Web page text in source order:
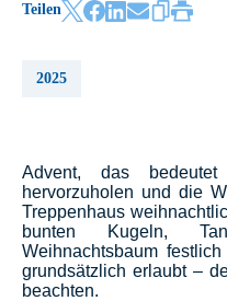
Teilen
2025
Advent, das
hervorzuholen und die
Treppenhaus
bunten Kugeln,
Weihnachtsbaum
grundsätzlich erlaubt –
beachten.